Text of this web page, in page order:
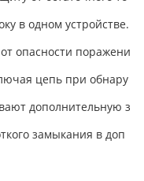
в одном устройстве.​
опасности поражени
цепь при обнару
дополнительную з
замыкания в доп